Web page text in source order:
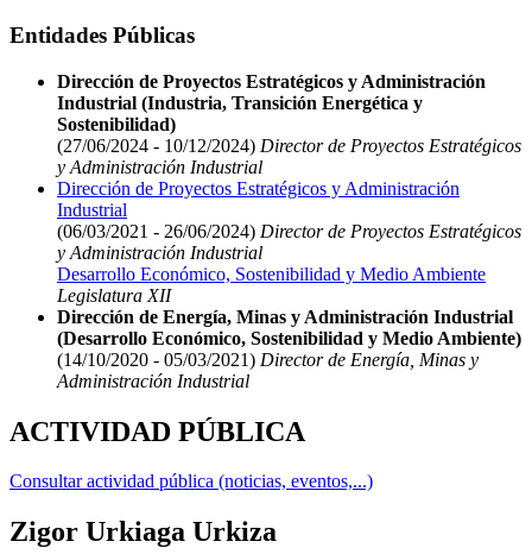
Entidades Públicas
Dirección de Proyectos Estratégicos y Administración
Industrial (Industria, Transición Energética y
Sostenibilidad)
(27/06/2024 - 10/12/2024) Director de Proyectos Estratégicos
y Administración Industrial
Dirección de Proyectos Estratégicos y Administración
Industrial
(06/03/2021 - 26/06/2024) Director de Proyectos Estratégicos
y Administración Industrial
Desarrollo Económico, Sostenibilidad y Medio Ambiente
Legislatura XII
Dirección de Energía, Minas y Administración Industrial
(Desarrollo Económico, Sostenibilidad y Medio Ambiente)
(14/10/2020 - 05/03/2021) Director de Energía, Minas y
Administración Industrial
ACTIVIDAD PÚBLICA
Consultar actividad pública (noticias, eventos,...)
Zigor Urkiaga Urkiza